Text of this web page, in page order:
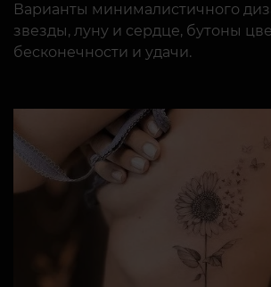
Варианты минималистичного
звезды, луну и сердце, бутоны
бесконечности и удачи.